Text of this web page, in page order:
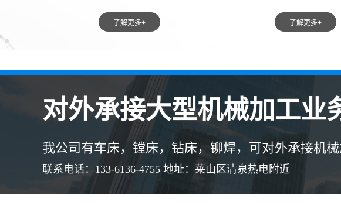
了解更多+ 了解更多+
对外承接大型机械加工业
我公司有车床，镗床，钻床，铆焊，可对外承接机
联系电话：133-6136-4755 地址：莱山区清泉热电附近